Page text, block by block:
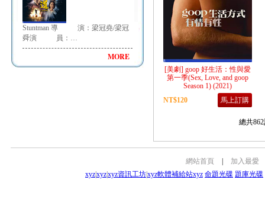
Stuntman 導 演：梁冠堯/梁冠
舜演 員：…
MORE
[美劇] goop 好生活：性與愛
第一季(Sex, Love, and goop
Season 1) (2021)
NT$120
馬上訂購
總共
網站首頁
加入最愛
xyzxyzxyz資訊工坊xyz軟體補給站xyz 命題光碟 題庫光碟